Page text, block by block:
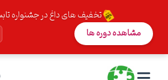
تخفیف های داغ در جشنواره
مشاهده دوره ها